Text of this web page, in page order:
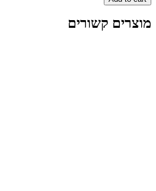
קשורים